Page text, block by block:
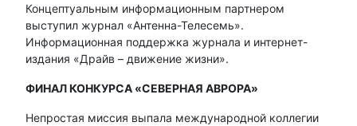
Концептуальным информационным партнером
выступил журнал «Антенна-Телесемь».
Информационная поддержка журнала и интернет-
издания «Драйв – движение жизни».
ФИНАЛ КОНКУРСА «СЕВЕРНАЯ АВРОРА»
Непростая миссия выпала международной коллегии